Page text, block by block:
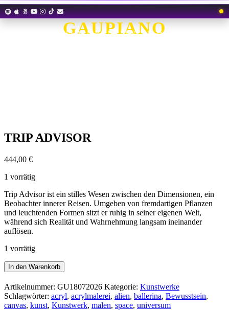
Zum
Inhalt
GAUPIANO
EIN ALIEN AUF DURCHREISE
TRIP ADVISOR
444,00 €
1 vorrätig
Trip Advisor ist ein stilles Wesen zwischen den Dimensionen, ein
Beobachter innerer Reisen. Umgeben von fremdartigen Pflanzen
und leuchtenden Formen sitzt er ruhig in seiner eigenen Welt,
während sich Realität und Wahrnehmung langsam ineinander
auflösen.
1 vorrätig
TRIP
ADVISOR
Menge
In den Warenkorb
Artikelnummer: GU18072026 Kategorie: Kunstwerke
Schlagwörter: acryl, acrylmalerei, alien, ballerina, Bewusstsein,
canvas, kunst, Kunstwerk, malen, space, universum